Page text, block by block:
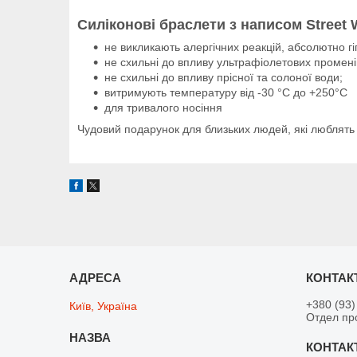
Силіконові браслети з написом Street
не викликають алергічних реакцій, абсолютно
не схильні до впливу ультрафіолетових
не схильні до впливу прісної та солоної води;
витримують температуру від -30 °C до +250°С
для тривалого носіння
Чудовий подарунок для близьких людей, які
Київ, Україна
+380
Отдел